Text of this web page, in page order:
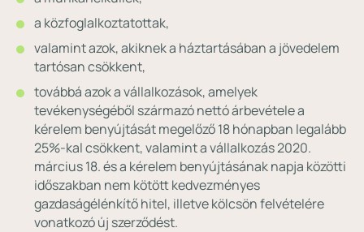
a közfoglalkoztatottak,
valamint azok, akiknek a háztartásában a jövedelem
tartósan csökkent,
továbbá azok a vállalkozások, amelyek
tevékenységéből származó nettó árbevétele a
kérelem benyújtását megelőző 18 hónapban legalább
25%-kal csökkent, valamint a vállalkozás 2020.
március 18. és a kérelem benyújtásának napja közötti
időszakban nem kötött kedvezményes
gazdaságélénkítő hitel, illetve kölcsön felvételére
vonatkozó új szerződést.